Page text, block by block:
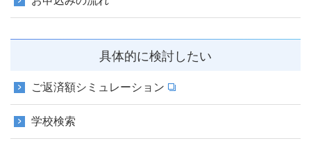
具体的に検討したい
ご返済額シミュレーション
学校検索